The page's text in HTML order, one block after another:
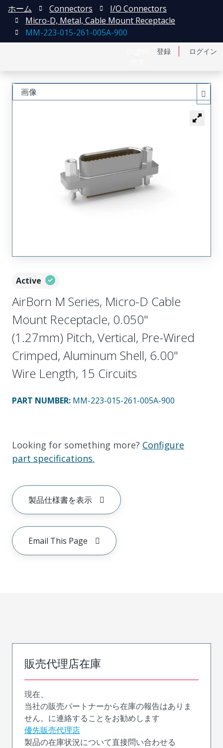
登録 ログイン
ホーム Connectors
I/O Connectors
Micro-D, Metal, Cable Mount Receptacle
MM-223-015-261-005A-900
Active
AirBorn M Series, Micro-D Cable
Mount Receptacle, 0.050"
(1.27mm) Pitch, Vertical, Pre-Wired
Crimped, Aluminum Shell, 6.00"
Wire Length, 15 Circuits
PART NUMBER: MM-223-015-261-005A-900
Looking for something more? Configure
part specifications.
製品仕様書を表示
Email This Page
画像
販売代理店在庫
現在、
当社の販売パートナーから在庫の報告はありま
せん。に連絡することをお勧めします
優先販売代理店
製品の在庫状況について直接問い合わせる